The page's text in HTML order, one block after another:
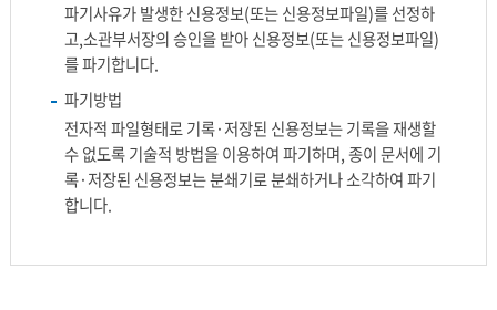
파기사유가 발생한 신용정보(또는 신용정보파일)를 선정하
고,소관부서장의 승인을 받아 신용정보(또는 신용정보파일)
를 파기합니다.
파기방법
전자적 파일형태로 기록·저장된 신용정보는 기록을 재생할
수 없도록 기술적 방법을 이용하여 파기하며, 종이 문서에 기
록·저장된 신용정보는 분쇄기로 분쇄하거나 소각하여 파기
합니다.